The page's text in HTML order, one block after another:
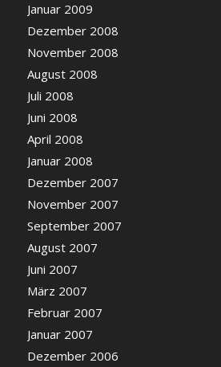
Januar 2009
Dezember 2008
November 2008
August 2008
Juli 2008
Juni 2008
April 2008
Januar 2008
Dezember 2007
November 2007
September 2007
August 2007
Juni 2007
März 2007
Februar 2007
Januar 2007
Dezember 2006